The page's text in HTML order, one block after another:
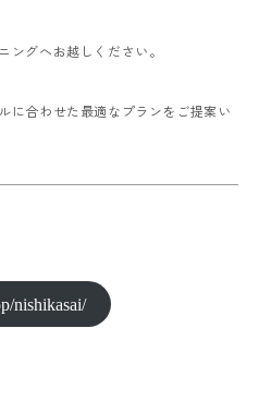
ングへお越しください。
に合わせた最適なプランをご提案い
nishikasai/